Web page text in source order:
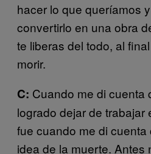
hacer lo que queríamos
convertirlo en una obra
te liberas del todo, al
morir.
C: Cuando me di cuenta
logrado dejar de trabajar
fue cuando me di cuenta
idea de la muerte. Antes